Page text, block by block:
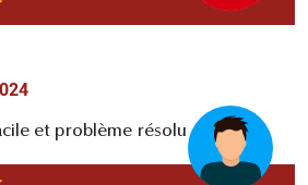
et problème résolu